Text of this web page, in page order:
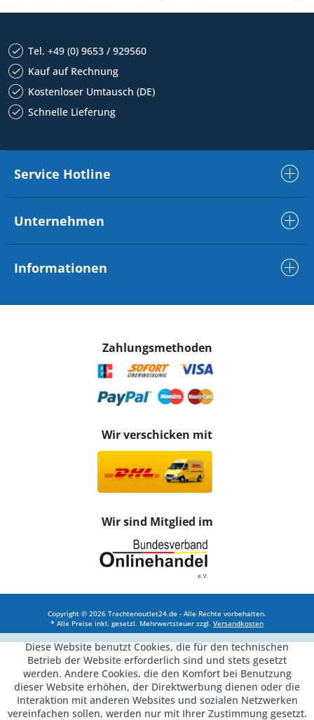
Tel. +49 (0) 9653 / 929560
Kauf auf Rechnung
Kostenloser Umtausch (DE)
Schnelle Lieferung
Service Hotline
Unternehmen
Informationen
Zahlungsmethoden
Wir verschicken mit
Wir sind Mitglied im
Copyright © 2026 Trachtenoutlet24.de - Alle Rechte vorbehalten.
* Alle Preise inkl. gesetzl. Mehrwertsteuer zzgl. Versandkosten
Diese Website benutzt Cookies, die für den technischen
Betrieb der Website erforderlich sind und stets gesetzt
werden. Andere Cookies, die den Komfort bei Benutzung
dieser Website erhöhen, der Direktwerbung dienen oder die
Interaktion mit anderen Websites und sozialen Netzwerken
vereinfachen sollen, werden nur mit Ihrer Zustimmung gesetzt.